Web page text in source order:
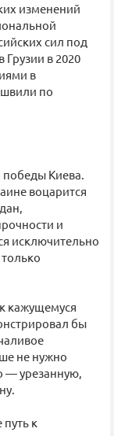
изменений
сил под
в 2020
в
по
победы Киева.
воцарится
и
исключительно
кажущемуся
бы
не нужно
— урезанную,
к